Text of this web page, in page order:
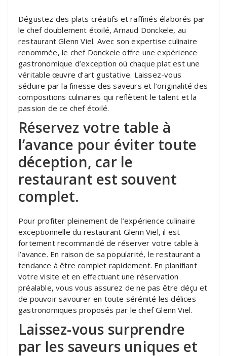
Dégustez des plats créatifs et raffinés élaborés par
le chef doublement étoilé, Arnaud Donckele, au
restaurant Glenn Viel. Avec son expertise culinaire
renommée, le chef Donckele offre une expérience
gastronomique d’exception où chaque plat est une
véritable œuvre d’art gustative. Laissez-vous
séduire par la finesse des saveurs et l’originalité des
compositions culinaires qui reflètent le talent et la
passion de ce chef étoilé.
Réservez votre table à
l’avance pour éviter toute
déception, car le
restaurant est souvent
complet.
Pour profiter pleinement de l’expérience culinaire
exceptionnelle du restaurant Glenn Viel, il est
fortement recommandé de réserver votre table à
l’avance. En raison de sa popularité, le restaurant a
tendance à être complet rapidement. En planifiant
votre visite et en effectuant une réservation
préalable, vous vous assurez de ne pas être déçu et
de pouvoir savourer en toute sérénité les délices
gastronomiques proposés par le chef Glenn Viel.
Laissez-vous surprendre
par les saveurs uniques et